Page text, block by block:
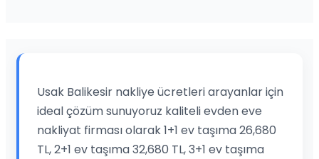
Usak Balikesir nakliye ücretleri arayanlar için
ideal çözüm sunuyoruz kaliteli evden eve
nakliyat firması olarak 1+1 ev taşıma 26,680
TL, 2+1 ev taşıma 32,680 TL, 3+1 ev taşıma